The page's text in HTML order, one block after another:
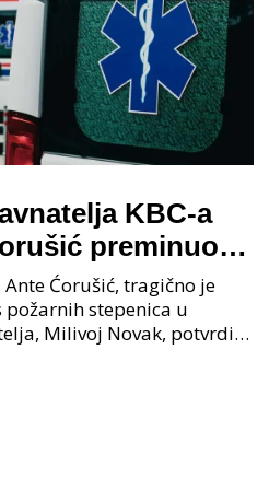
KBC-a
preminuo
policija na
Ante Ćorušić, tragično je
stepenica u
Milivoj Novak, potvrdio